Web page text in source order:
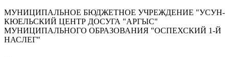
Перейти
к
содержимому
МУНИЦИПАЛЬНОЕ БЮДЖЕТНОЕ УЧРЕЖДЕНИЕ "УСУН-
КЮЕЛЬСКИЙ ЦЕНТР ДОСУГА "АРГЫС"
МУНИЦИПАЛЬНОГО ОБРАЗОВАНИЯ "ОСПЕХСКИЙ 1-Й
НАСЛЕГ"